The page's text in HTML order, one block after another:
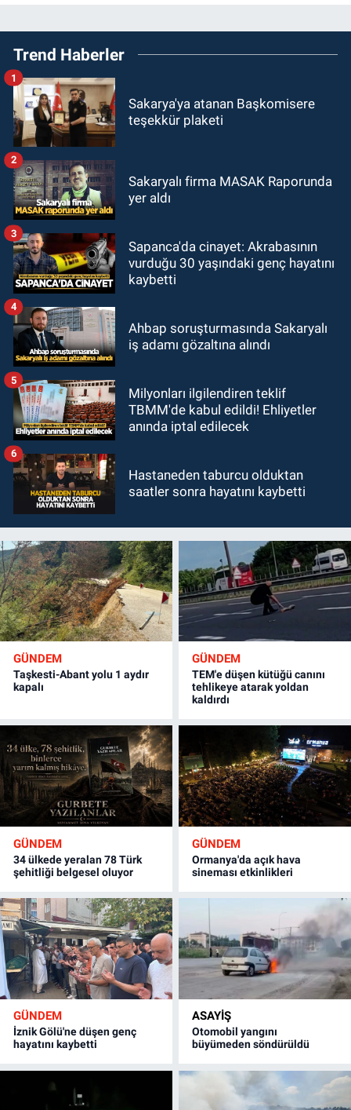
Trend Haberler
Sakarya'ya atanan Başkomisere
teşekkür plaketi
1
Sakaryalı firma MASAK Raporunda
yer aldı
2
Sapanca'da cinayet: Akrabasının
vurduğu 30 yaşındaki genç hayatını
kaybetti
3
Ahbap soruşturmasında Sakaryalı
iş adamı gözaltına alındı
4
Milyonları ilgilendiren teklif
TBMM'de kabul edildi! Ehliyetler
anında iptal edilecek
5
Hastaneden taburcu olduktan
saatler sonra hayatını kaybetti
6
GÜNDEM
Taşkesti-Abant yolu 1 aydır
kapalı
GÜNDEM
TEM'e düşen kütüğü canını
tehlikeye atarak yoldan
kaldırdı
GÜNDEM
34 ülkede yeralan 78 Türk
şehitliği belgesel oluyor
GÜNDEM
Ormanya'da açık hava
sineması etkinlikleri
GÜNDEM
İznik Gölü'ne düşen genç
hayatını kaybetti
ASAYİŞ
Otomobil yangını
büyümeden söndürüldü